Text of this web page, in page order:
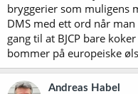
bryggerier som muligens
DMS med ett ord når
gang til at BJCP bare
bommer på europeiske
Andreas Habel